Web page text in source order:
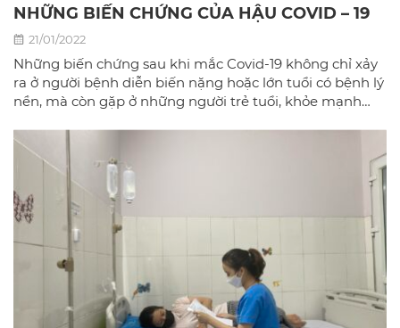
NHỮNG BIẾN CHỨNG CỦA HẬU COVID – 19
21/01/2022
Những biến chứng sau khi mắc Covid-19 không chỉ xảy
ra ở người bệnh diễn biến nặng hoặc lớn tuổi có bệnh lý
nền, mà còn gặp ở những người trẻ tuổi, khỏe mạnh